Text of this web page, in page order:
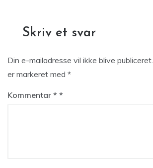
Skriv et svar
Din e-mailadresse vil ikke blive publiceret.
er markeret med *
Kommentar *